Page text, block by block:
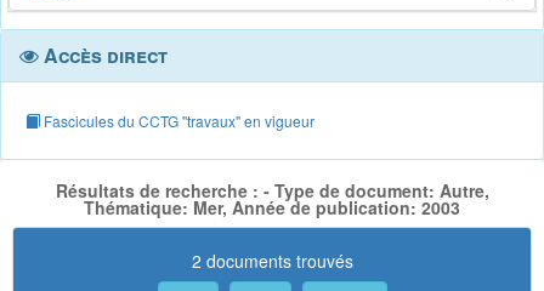
Accès direct
Fascicules du CCTG "travaux" en vigueur
Résultats de recherche : - Type de document: Autre,
Thématique: Mer, Année de publication: 2003
2 documents trouvés